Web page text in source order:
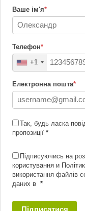
Ваше ім'я*
Телефон*
+1
Електронна пошта*
Так, будь ласка
пропозиції *
Підписуючись на
користування и
використання файлів
даних в *
Підписатися